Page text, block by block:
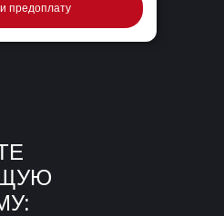
предоплату